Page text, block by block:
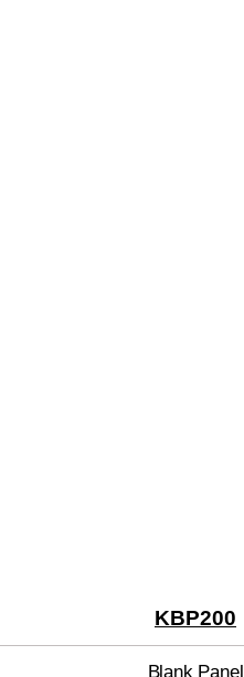
KBP200
Blank Panel